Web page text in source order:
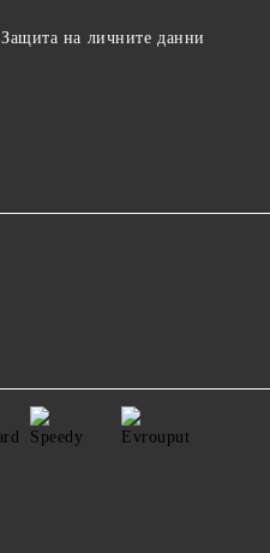
Защита на личните данни